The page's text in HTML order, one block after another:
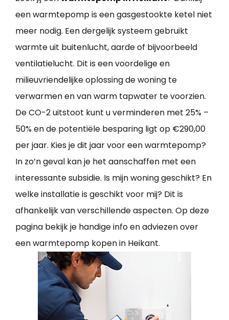
een warmtepomp is een gasgestookte ketel niet
meer nodig. Een dergelijk systeem gebruikt
warmte uit buitenlucht, aarde of bijvoorbeeld
ventilatielucht. Dit is een voordelige en
milieuvriendelijke oplossing de woning te
verwarmen en van warm tapwater te voorzien.
De CO-2 uitstoot kunt u verminderen met 25% –
50% en de potentiële besparing ligt op €290,00
per jaar. Kies je dit jaar voor een warmtepomp?
In zo’n geval kan je het aanschaffen met een
interessante subsidie. Is mijn woning geschikt? En
welke installatie is geschikt voor mij? Dit is
afhankelijk van verschillende aspecten. Op deze
pagina bekijk je handige info en adviezen over
een warmtepomp kopen in Heikant.